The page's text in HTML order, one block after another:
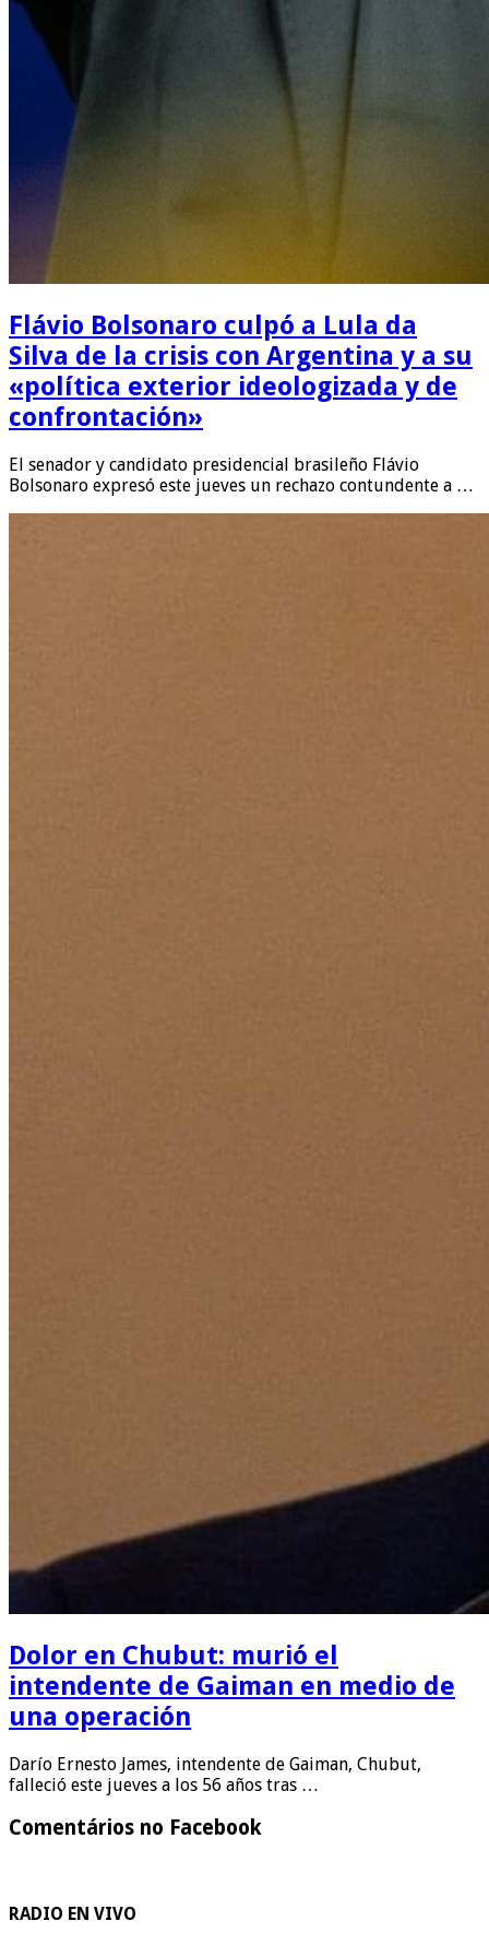
Flávio Bolsonaro culpó a Lula da
Silva de la crisis con Argentina y a su
«política exterior ideologizada y de
confrontación»
El senador y candidato presidencial brasileño Flávio
Bolsonaro expresó este jueves un rechazo contundente a …
Dolor en Chubut: murió el
intendente de Gaiman en medio de
una operación
Darío Ernesto James, intendente de Gaiman, Chubut,
falleció este jueves a los 56 años tras …
Comentários no Facebook
RADIO EN VIVO